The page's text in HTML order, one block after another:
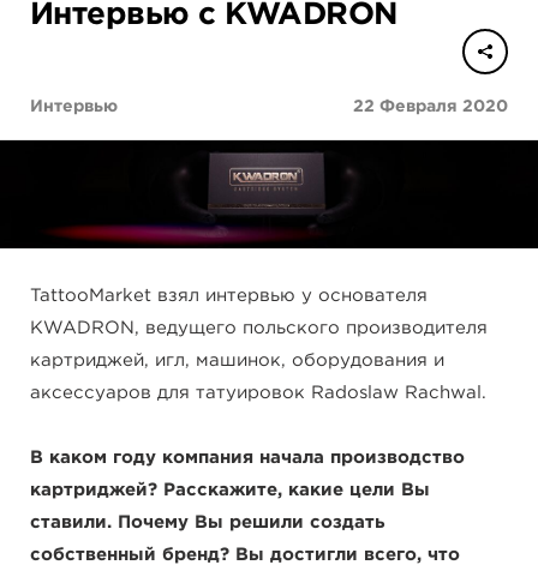
Интервью с KWADRON
Интервью 22 Февраля 2020
TattooMarket взял интервью у основателя
KWADRON, ведущего польского производителя
картриджей, игл, машинок, оборудования и
аксессуаров для татуировок Radoslaw Rachwal.
В каком году компания начала производство
картриджей? Расскажите, какие цели Вы
ставили. Почему Вы решили создать
собственный бренд? Вы достигли всего, что